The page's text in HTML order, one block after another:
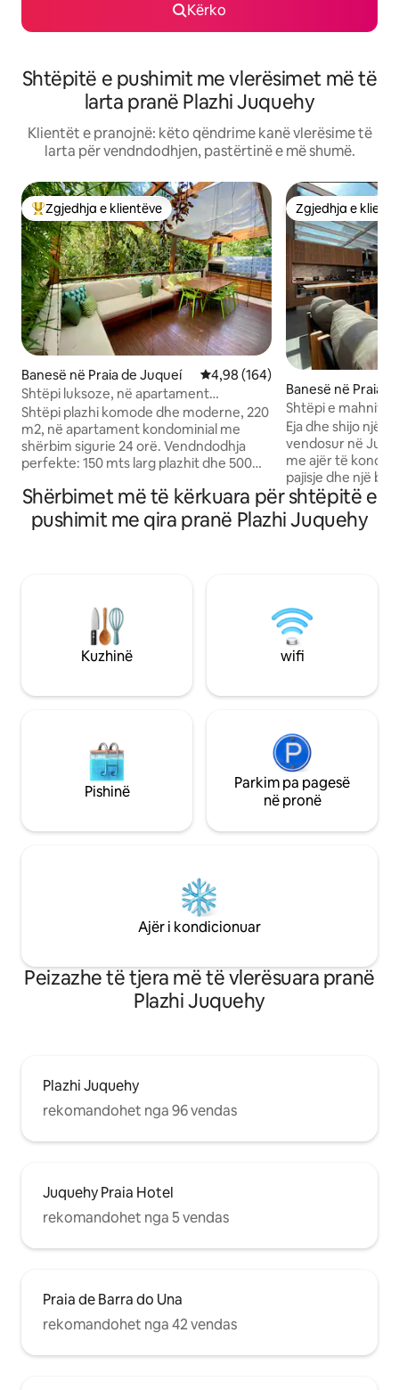
Kërko
Shtëpitë e pushimit me vlerësimet më të
larta pranë Plazhi Juquehy
Klientët e pranojnë: këto qëndrime kanë vlerësime të
larta për vendndodhjen, pastërtinë e më shumë.
Më të mirat e zgjedhjeve të klientëve
Zgjedhja e klientëve
Banesë në Praia de Juqueí Vlerësimi mesatar 4,98 nga 5,
4,98 (164)
Shtëpi luksoze, në apartament
kondominial me pishinë 150m nga plazhi
Shtëpi plazhi komode dhe moderne, 220
m2, në apartament kondominial me
shërbim sigurie 24 orë. Vendndodhja
perfekte: 150 mts larg plazhit dhe 500
makinë! Apartamenti kondominial ofron
shërbim plazhi falas dhe ka një pishinë
me ngrohje.. 4 dhoma ensuite (secila me
Të gjitha dhomat kanë ajër të
kondicionuar, duke përfshirë dhomën e
ndenjjes dhe të ngrënies. Internet me
shpejtësi të lartë i disponueshëm.
Zgjedhja e
Zgjedhja e
Banesë në Praia
Shtëpi e
kondominial +
Eja dhe shijo një
vendosur në
me ajër të
pajisje dhe një
gustator me
një xhakuzi
300megas wifi
sauna dhe
parkimi në
plazhi dhe ka 3
farmaci, treg dhe
Shërbimet më të kërkuara për shtëpitë e
pushimit me qira pranë Plazhi Juquehy
Kuzhinë wifi
Pishinë
Parkim pa pagesë
në pronë
Ajër i kondicionuar
Peizazhe të tjera më të vlerësuara pranë
Plazhi Juquehy
Plazhi Juquehy
rekomandohet nga 96 vendas
Juquehy Praia Hotel
rekomandohet nga 5 vendas
Praia de Barra do Una
rekomandohet nga 42 vendas